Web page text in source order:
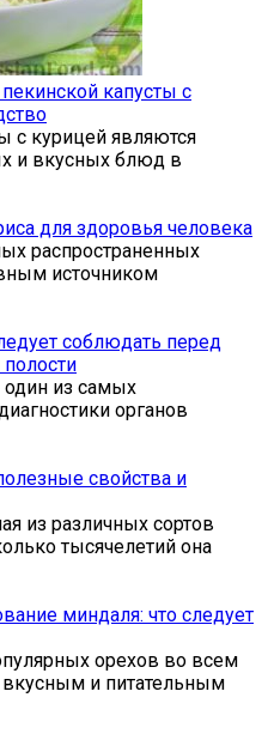
капусты с
с курицей являются
и вкусных блюд в
для здоровья человека
распространенных
источником
соблюдать перед
из самых
органов
свойства и
из различных сортов
тысячелетий она
миндаля: что следует
орехов во всем
вкусным и питательным